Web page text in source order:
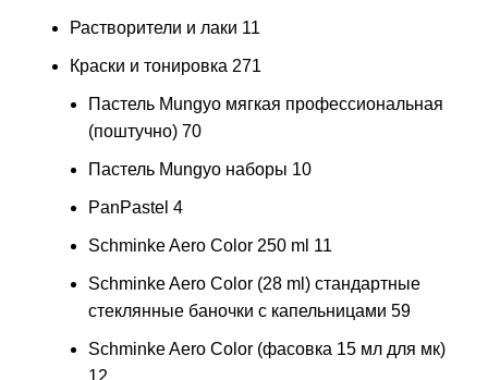
Растворители и лаки 11
Краски и тонировка 271
Пастель Mungyo мягкая профессиональная
(поштучно) 70
Пастель Mungyo наборы 10
PanPastel 4
Schminke Aero Color 250 ml 11
Schminke Aero Color (28 ml) стандартные
стеклянные баночки с капельницами 59
Schminke Aero Color (фасовка 15 мл для мк)
12